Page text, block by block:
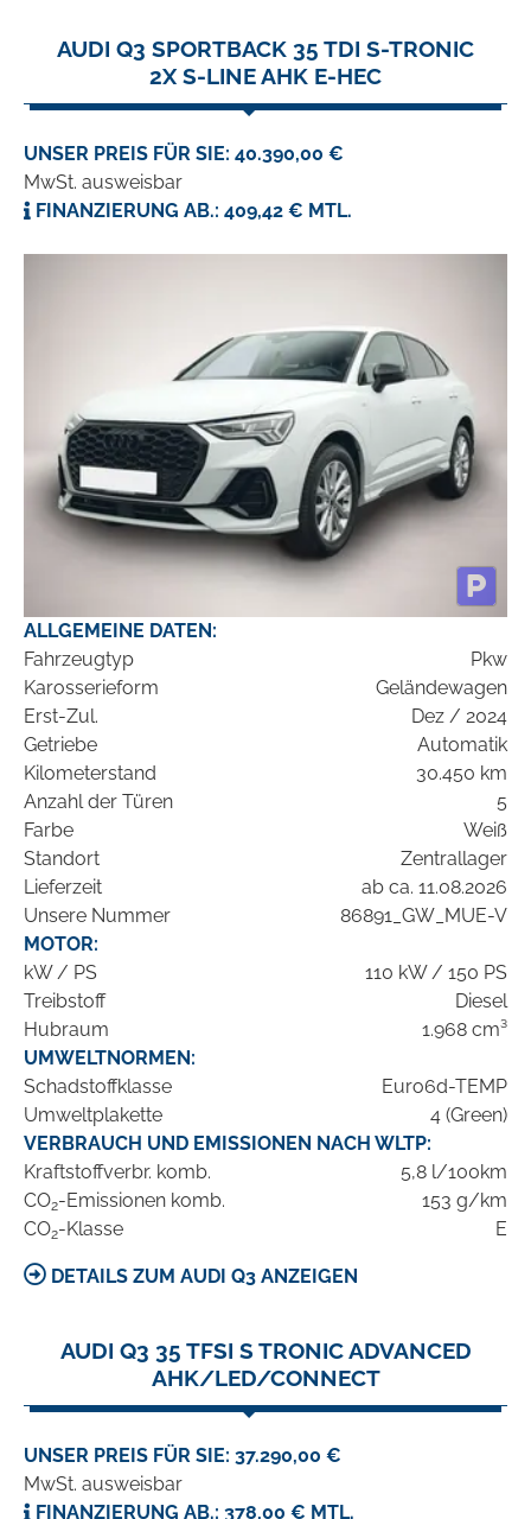
AUDI Q3 SPORTBACK 35 TDI S-TRONIC
2X S-LINE AHK E-HEC
UNSER PREIS FÜR SIE: 40.390,00 €
MwSt. ausweisbar
FINANZIERUNG AB.: 409,42 € MTL.
ALLGEMEINE DATEN:
Fahrzeugtyp
Pkw
Karosserieform
Geländewagen
Erst-Zul.
Dez / 2024
Getriebe
Automatik
Kilometerstand
30.450 km
Anzahl der Türen
5
Farbe
Weiß
Standort
Zentrallager
Lieferzeit
ab ca. 11.08.2026
Unsere Nummer
86891_GW_MUE-V
MOTOR:
kW / PS
110 kW / 150 PS
Treibstoff
Diesel
Hubraum
1.968 cm³
UMWELTNORMEN:
Schadstoffklasse
Euro6d-TEMP
Umweltplakette
4 (Green)
VERBRAUCH UND EMISSIONEN NACH WLTP:
Kraftstoffverbr. komb.
5,8 l/100km
CO2-Emissionen komb.
153 g/km
CO2-Klasse E
DETAILS ZUM AUDI Q3 ANZEIGEN
AUDI Q3 35 TFSI S TRONIC ADVANCED
AHK/LED/CONNECT
UNSER PREIS FÜR SIE: 37.290,00 €
MwSt. ausweisbar
FINANZIERUNG AB.: 378,00 € MTL.